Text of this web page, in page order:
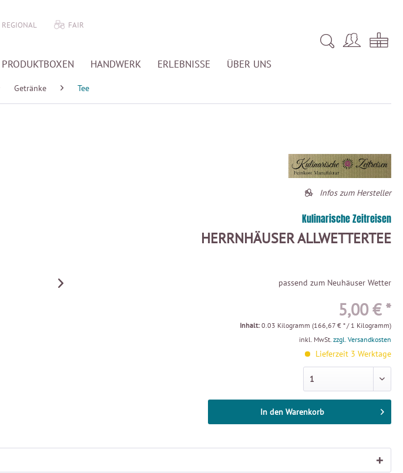
REGIONAL FAIR
PRODUKTBOXEN HANDWERK ERLEBNISSE ÜBER UNS
Getränke Tee
Infos zum Hersteller
Kulinarische Zeitreisen
HERRNHÄUSER ALLWETTERTEE
passend zum Neuhäuser Wetter
5,00 € *
Inhalt: 0.03 Kilogramm (166,67 € * / 1 Kilogramm)
inkl. MwSt. zzgl. Versandkosten
Lieferzeit 3 Werktage
In den Warenkorb